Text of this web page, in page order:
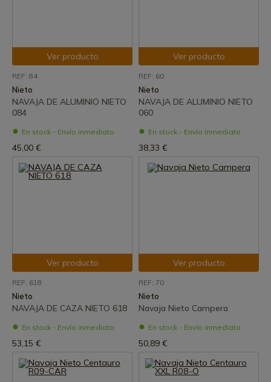
Ver producto
REF: 84
Nieto
NAVAJA DE ALUMINIO NIETO
084
En stock - Envío inmediato
45,00 €
Ver producto
REF: 60
Nieto
NAVAJA DE ALUMINIO NIETO
060
En stock - Envío inmediato
38,33 €
Ver producto
REF: 618
Nieto
NAVAJA DE CAZA NIETO 618
En stock - Envío inmediato
53,15 €
Ver producto
REF: 70
Nieto
Navaja Nieto Campera
En stock - Envío inmediato
50,89 €